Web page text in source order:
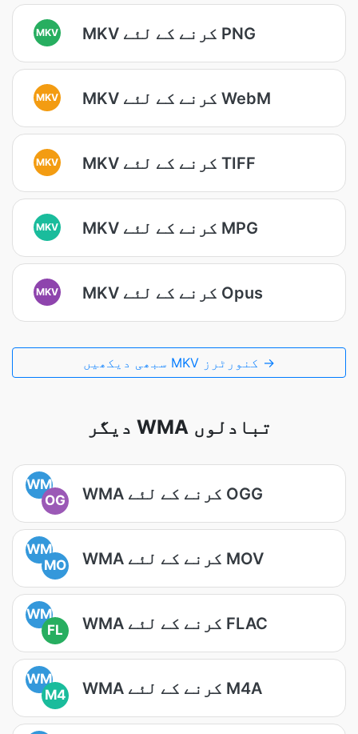
MKV MKV کرنے کے لئے PNG
MKV MKV کرنے کے لئے WebM
MKV MKV کرنے کے لئے TIFF
MKV MKV کرنے کے لئے MPG
MKV MKV کرنے کے لئے Opus
سبھی دیکھیں MKV کنورٹرز →
دیگر WMA تبادلوں
WM
OG
WMA کرنے کے لئے OGG
WM
MO
WMA کرنے کے لئے MOV
WM
FL
WMA کرنے کے لئے FLAC
WM
M4
WMA کرنے کے لئے M4A